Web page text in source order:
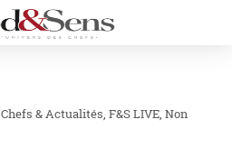
Chefs & Actualités F&S LIVE Non